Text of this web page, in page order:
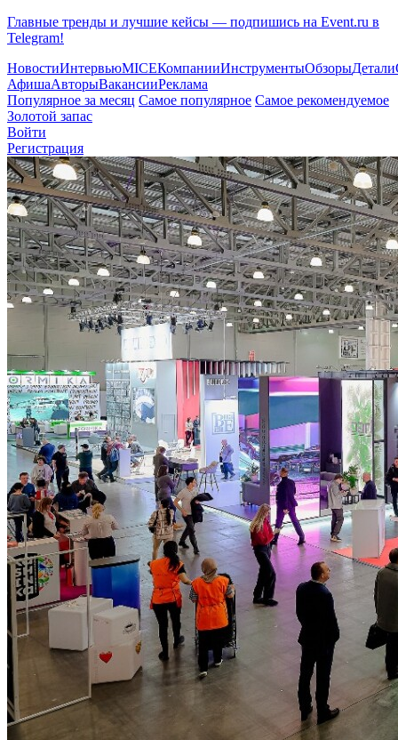
Главные тренды и лучшие кейсы — подпишись на Event.ru в
Telegram!
НовостиИнтервьюMICEКомпанииИнструментыОбзорыДетали
АфишаАвторыВакансииРеклама
Популярное за месяц Самое популярное Самое рекомендуемое
Золотой запас
Войти
Регистрация